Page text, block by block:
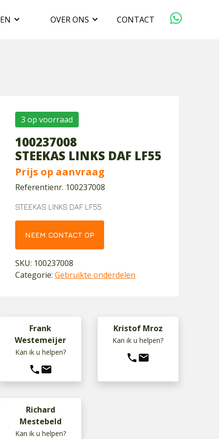
OVER ONS
DUURZAAMHEID
WERKEN BIJ
CONTACT
3 op voorraad
100237008
STEEKAS LINKS DAF LF55
Prijs op aanvraag
Referentienr. 100237008
STEEKAS LINKS DAF LF55
NEEM CONTACT OP
SKU: 100237008
Categorie:Gebruikte onderdelen
Frank
Westemeijer
Kan ik u helpen?
phone mail
Kristof Mroz
Kan ik u helpen?
phone mail
Richard
Mestebeld
Kan ik u helpen?